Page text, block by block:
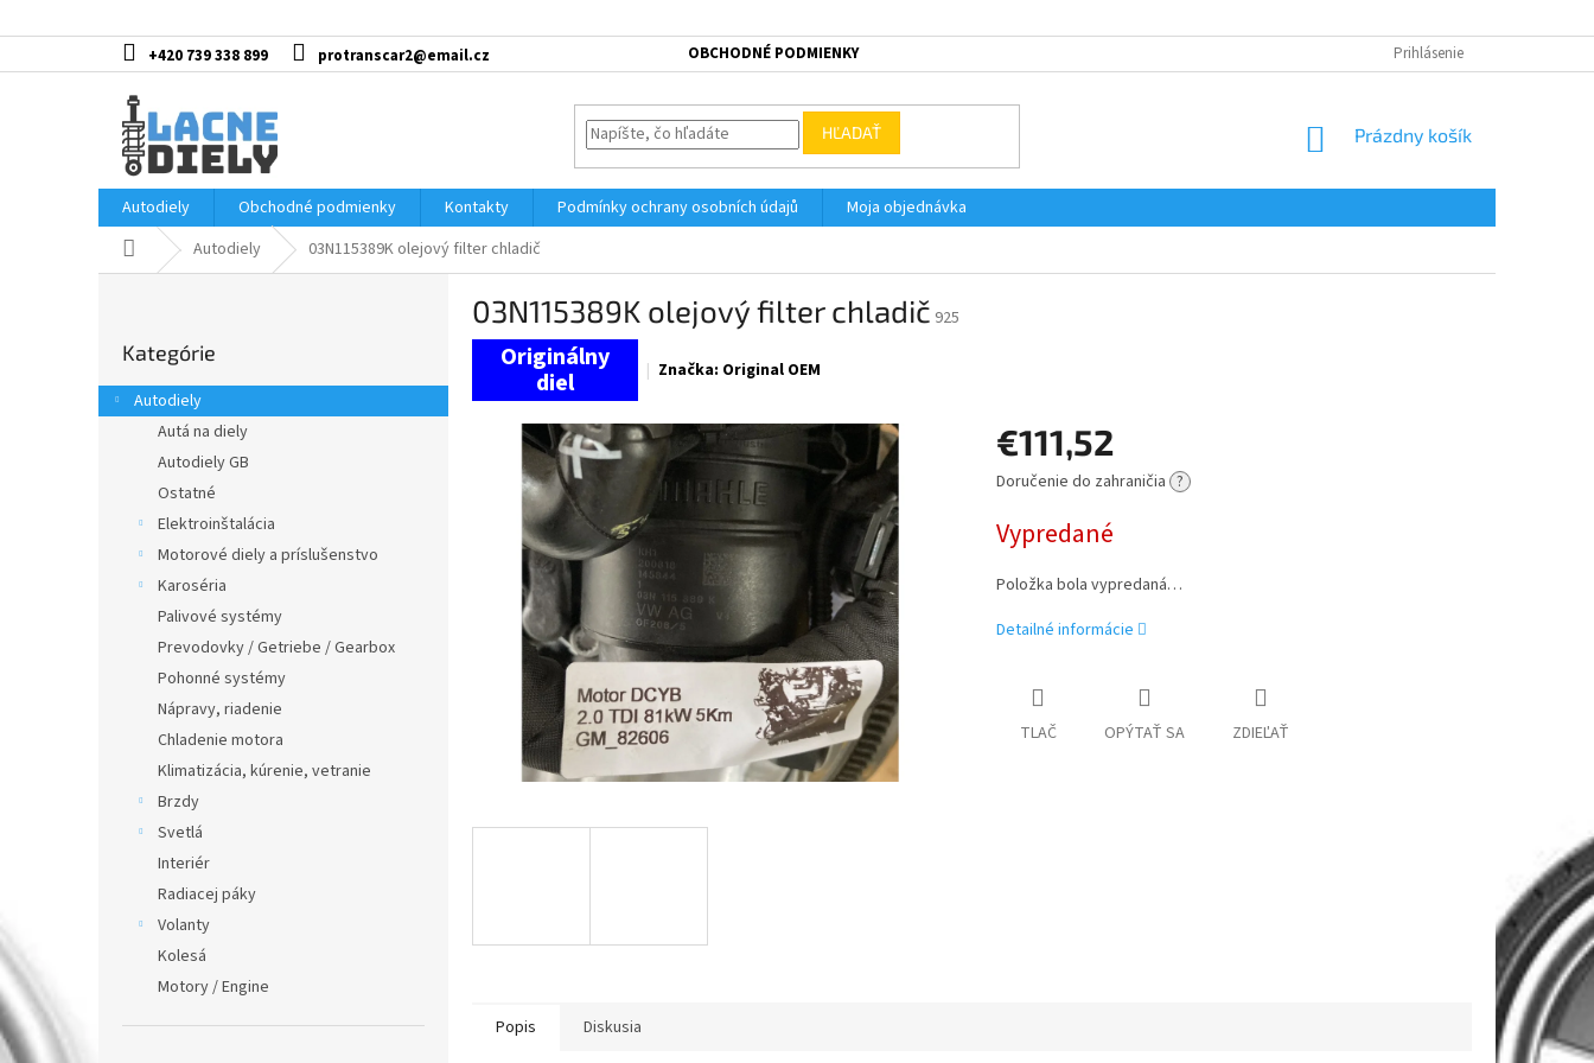
na
+420 739 338 899 protranscar2@email.cz OBCHODNÉ PODMIENKY Prihlásenie
HĽADAŤ
NÁKUPNÝ
Prázdny košík
Autodiely Obchodné podmienky Kontakty Podmínky ochrany osobních údajů
Moja objednávka
DomovAutodiely 03N115389K olejový filter chladič
ý
p
kategórie
Kategórie
Autodiely
Autá na diely
Autodiely GB
Ostatné
Elektroinštalácia
Motorové diely a príslušenstvo
Karoséria
Palivové systémy
Prevodovky / Getriebe / Gearbox
Pohonné systémy
Nápravy, riadenie
Chladenie motora
Klimatizácia, kúrenie, vetranie
Brzdy
Svetlá
Interiér
Radiacej páky
Volanty
Kolesá
Motory / Engine
03N115389K olejový filter chladič 925
Značka: Original OEM
€111,52
Jednotková
Doručenie do zahraničia ?
Vypredané
Položka bola vypredaná…
Detailné informácie
TLAČ OPÝTAŤ SA ZDIEĽAŤ
Popis Diskusia